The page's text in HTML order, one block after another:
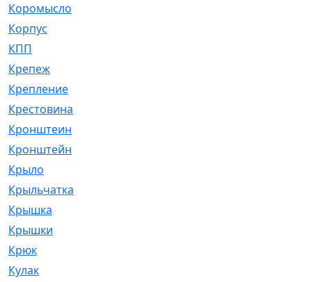
Коромысло
Корпус
КПП
Крепеж
Крепление
Крестовина
Кронштеин
Кронштейн
Крыло
Крыльчатка
Крышка
Крышки
Крюк
Кулак